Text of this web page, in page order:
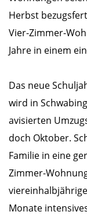
Herbst
Vier-Zimmer-
Jahre in einem
Das neue
wird in
avisierten
doch Oktober.
Familie in eine
Zimmer-
Monate